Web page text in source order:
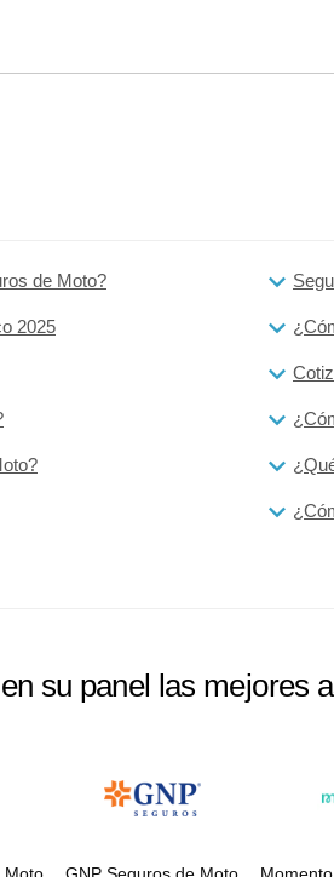
de Moto?
2025
su panel las mejores